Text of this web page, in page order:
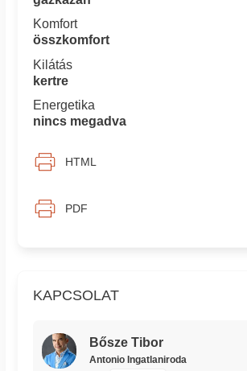
KAPCSOLAT
Bősze Tibor
Antonio Ingatlaniroda
Komfort
összkomfort
Kilátás
kertre
Energetika
nincs megadva
HTML
PDF